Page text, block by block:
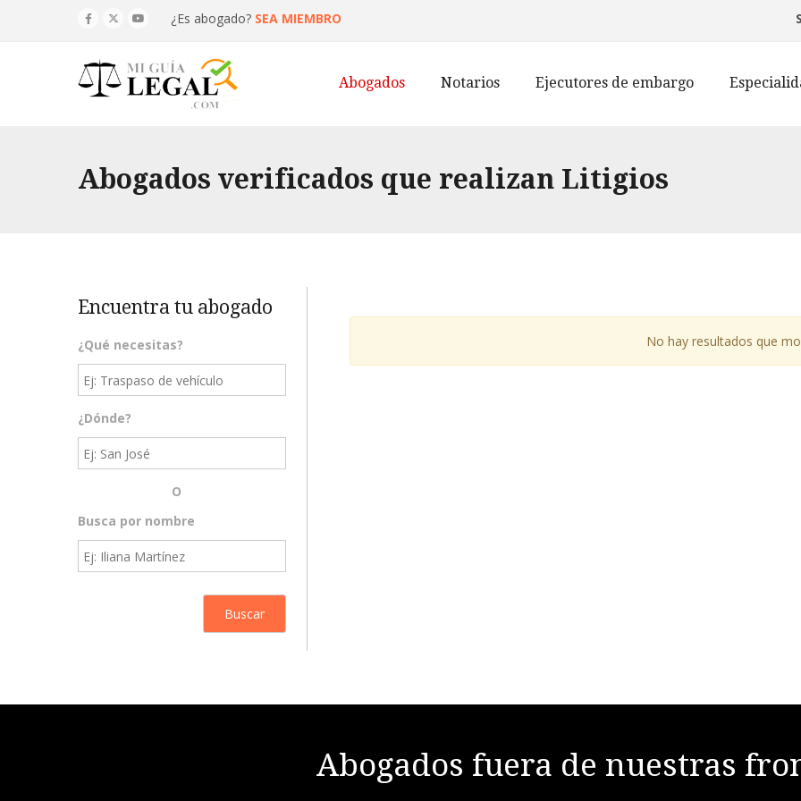
¿Es abogado? SEA MIEMBRO
Abogados Notarios Ejecutores de embargo
Abogados verificados que realizan Litigios
Encuentra tu abogado
¿Qué necesitas?
¿Dónde?
O
Busca por nombre
No hay resultados que
Abogados fuera de nuestras